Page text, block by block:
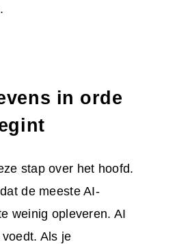
in orde
stap over het hoofd.
de meeste AI-
weinig opleveren. AI
Als je